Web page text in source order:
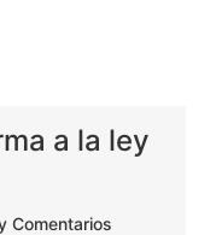
a la ley
Comentarios